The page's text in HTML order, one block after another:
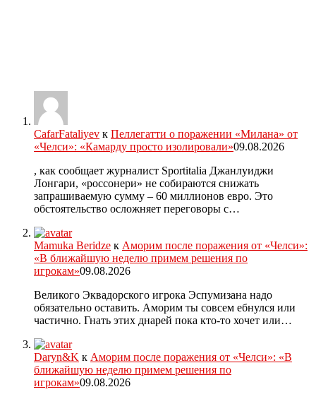
CafarFataliyev к Пеллегатти о поражении «Милана» от
«Челси»: «Камарду просто изолировали»09.08.2026
, как сообщает журналист Sportitalia Джанлуиджи
Лонгари, «россонери» не собираются снижать
запрашиваемую сумму – 60 миллионов евро. Это
обстоятельство осложняет переговоры с…
Mamuka Beridze к Аморим после поражения от «Челси»:
«В ближайшую неделю примем решения по
игрокам»09.08.2026
Великого Эквадорского игрока Эспумизана надо
обязательно оставить. Аморим ты совсем ебнулся или
частично. Гнать этих днарей пока кто-то хочет или…
Daryn&K к Аморим после поражения от «Челси»: «В
ближайшую неделю примем решения по
игрокам»09.08.2026